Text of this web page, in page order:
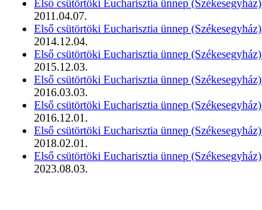
Első csütörtöki Eucharisztia ünnep (Székesegyház)
2011.04.07.
Első csütörtöki Eucharisztia ünnep (Székesegyház)
2014.12.04.
Első csütörtöki Eucharisztia ünnep (Székesegyház)
2015.12.03.
Első csütörtöki Eucharisztia ünnep (Székesegyház)
2016.03.03.
Első csütörtöki Eucharisztia ünnep (Székesegyház)
2016.12.01.
Első csütörtöki Eucharisztia ünnep (Székesegyház)
2018.02.01.
Első csütörtöki Eucharisztia ünnep (Székesegyház)
2023.08.03.